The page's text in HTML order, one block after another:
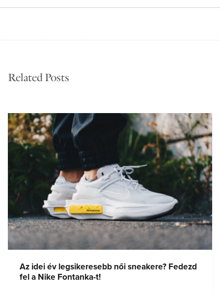
Related Posts
Az idei év legsikeresebb női sneakere? Fedezd
fel a Nike Fontanka-t!